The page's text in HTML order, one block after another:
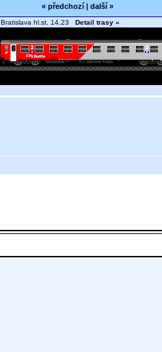
« předchozí| další »
hl.st. 14.23 Detail trasy »